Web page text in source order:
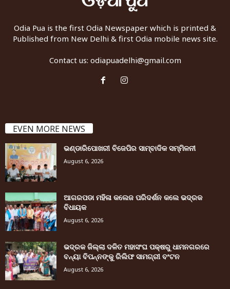
Odia Pua is the first Odia Newspaper which is printed &
Published from New Delhi & first Odia mobile news site.
Contact us: odiapuadelhi@gmail.com
EVEN MORE NEWS
ଭଣ୍ଡାରିପୋଖରୀ ବିଜେପିର ସାମ୍ବାଦିକ ସମ୍ମିଳନୀ
August 6, 2026
ଆଗରପଡା ମହିଳା କଲେଜ ପରିଦର୍ଶନ କଲେ ଭଦ୍ରକ
ବିଧାୟକ
August 6, 2026
ଭଦ୍ରକ ଜିଲ୍ଲା ଦଳିତ ମହାସଂଘ ପକ୍ଷରୁ ଧାମନଗରରେ
ବନ୍ୟା ବିପନ୍ନଙ୍କୁ ରିଲିଫ ସାମଗ୍ରୀ ବଂଟନ
August 6, 2026